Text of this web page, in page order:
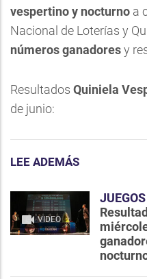
vespertino y nocturno a
Nacional de Loterías y
números ganadoresy
Resultados Quiniela
de junio:
LEE ADEMÁS
VIDEO